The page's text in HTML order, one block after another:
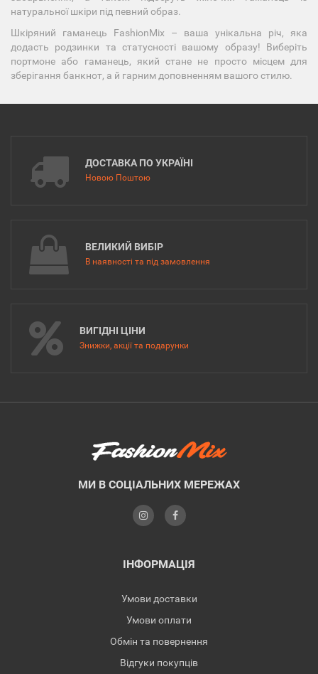
натуральної шкіри під певний образ.
Шкіряний гаманець FashionMix – ваша унікальна річ, яка
додасть родзинки та статусності вашому образу! Виберіть
портмоне або гаманець, який стане не просто місцем для
зберігання банкнот, а й гарним доповненням вашого стилю.
ДОСТАВКА ПО УКРАЇНІ
Новою Поштою
ВЕЛИКИЙ ВИБІР
В наявності та під замовлення
ВИГІДНІ ЦІНИ
Знижки, акції та подарунки
МИ В СОЦІАЛЬНИХ МЕРЕЖАХ
ІНФОРМАЦІЯ
Умови доставки
Умови оплати
Обмін та повернення
Відгуки покупців